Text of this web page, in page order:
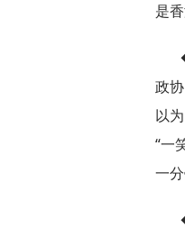
是
政
以
“一
一